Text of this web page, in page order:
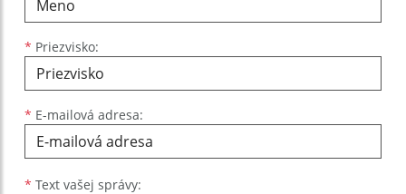
* Priezvisko:
* E-mailová adresa:
* Text vašej správy: